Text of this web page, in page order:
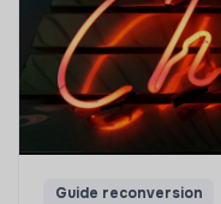
Guide reconversion